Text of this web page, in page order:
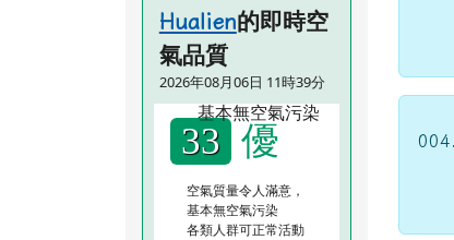
Hualien的即時空
氣品質
2026年08月06日 11時39分
33 優
空氣質量令人滿意，
基本無空氣污染
各類人群可正常活動
004.